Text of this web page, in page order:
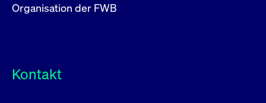
Organisation der FWB
Kontakt